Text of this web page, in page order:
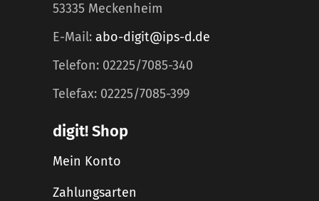
53335 Meckenheim
E-Mail: abo-digit@ips-d.de
Telefon: 02225/7085-340
Telefax: 02225/7085-399
digit! Shop
Mein Konto
Zahlungsarten